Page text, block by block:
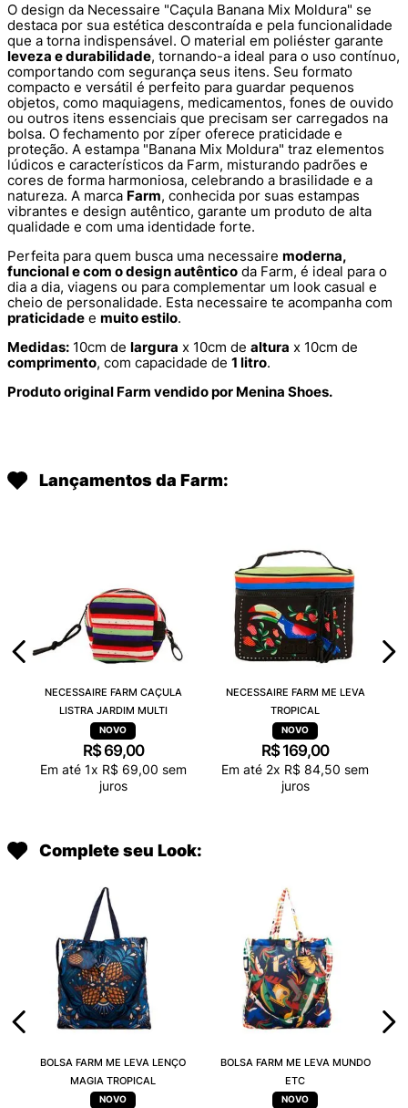
O design da Necessaire "Caçula Banana Mix Moldura" se
destaca por sua estética descontraída e pela funcionalidade
que a torna indispensável. O material em poliéster garante
leveza e durabilidade, tornando-a ideal para o uso contínuo,
comportando com segurança seus itens. Seu formato
compacto e versátil é perfeito para guardar pequenos
objetos, como maquiagens, medicamentos, fones de ouvido
ou outros itens essenciais que precisam ser carregados na
bolsa. O fechamento por zíper oferece praticidade e
proteção. A estampa "Banana Mix Moldura" traz elementos
lúdicos e característicos da Farm, misturando padrões e
cores de forma harmoniosa, celebrando a brasilidade e a
natureza. A marca Farm, conhecida por suas estampas
vibrantes e design autêntico, garante um produto de alta
qualidade e com uma identidade forte.
Perfeita para quem busca uma necessaire moderna,
funcional e com o design autêntico da Farm, é ideal para o
dia a dia, viagens ou para complementar um look casual e
cheio de personalidade. Esta necessaire te acompanha com
praticidade e muito estilo.
Medidas: 10cm de largura x 10cm de altura x 10cm de
comprimento, com capacidade de 1 litro.
Produto original Farm vendido por Menina Shoes.
Lançamentos da Farm:
NECESSAIRE FARM CAÇULA
LISTRA JARDIM MULTI
R$ 69,00
Em até 1x R$ 69,00 sem
juros
NECESSAIRE FARM ME LEVA
TROPICAL
R$ 169,00
Em até 2x R$ 84,50 sem
juros
Complete seu Look:
BOLSA FARM ME LEVA LENÇO
MAGIA TROPICAL
BOLSA FARM ME LEVA MUNDO
ETC